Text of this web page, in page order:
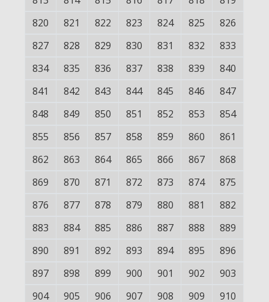
820
821 822 823 824 825
826
827
828 829 830 831 832
833
834
835 836 837 838 839
840
841
842 843 844 845 846
847
848
849 850 851 852 853
854
855
856 857 858 859 860
861
862
863 864 865 866 867
868
869
870 871 872 873 874
875
876
877 878 879 880 881
882
883
884 885 886 887 888
889
890
891 892 893 894 895
896
897
898 899 900 901 902
903
904
905 906 907 908 909
910